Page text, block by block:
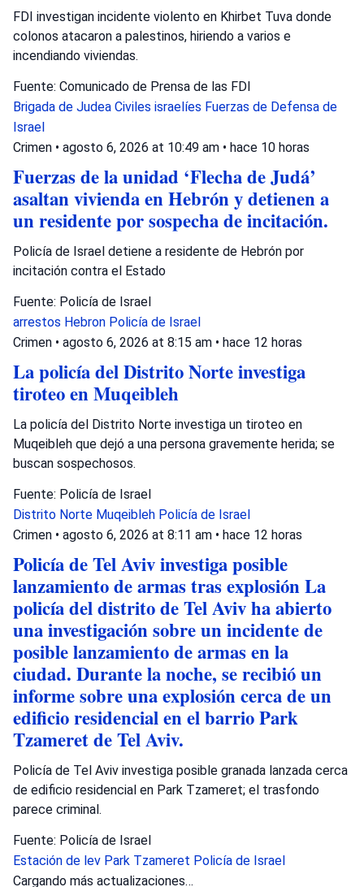
FDI investigan incidente violento en Khirbet Tuva donde
colonos atacaron a palestinos, hiriendo a varios e
incendiando viviendas.
Fuente: Comunicado de Prensa de las FDI
Brigada de Judea Civiles israelíes Fuerzas de Defensa de
Israel
Crimen • agosto 6, 2026 at 10:49 am • hace 10 horas
Fuerzas de la unidad ‘Flecha de Judá’
asaltan vivienda en Hebrón y detienen a
un residente por sospecha de incitación.
Policía de Israel detiene a residente de Hebrón por
incitación contra el Estado
Fuente: Policía de Israel
arrestos Hebron Policía de Israel
Crimen • agosto 6, 2026 at 8:15 am • hace 12 horas
La policía del Distrito Norte investiga
tiroteo en Muqeibleh
La policía del Distrito Norte investiga un tiroteo en
Muqeibleh que dejó a una persona gravemente herida; se
buscan sospechosos.
Fuente: Policía de Israel
Distrito Norte Muqeibleh Policía de Israel
Crimen • agosto 6, 2026 at 8:11 am • hace 12 horas
Policía de Tel Aviv investiga posible
lanzamiento de armas tras explosión La
policía del distrito de Tel Aviv ha abierto
una investigación sobre un incidente de
posible lanzamiento de armas en la
ciudad. Durante la noche, se recibió un
informe sobre una explosión cerca de un
edificio residencial en el barrio Park
Tzameret de Tel Aviv.
Policía de Tel Aviv investiga posible granada lanzada cerca
de edificio residencial en Park Tzameret; el trasfondo
parece criminal.
Fuente: Policía de Israel
Estación de lev Park Tzameret Policía de Israel
Cargando más actualizaciones…